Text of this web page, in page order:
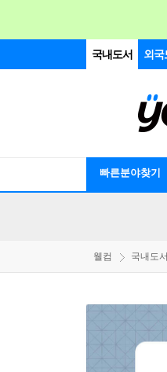
국내도서 외국
빠른분야찾기
웰컴 국내도서